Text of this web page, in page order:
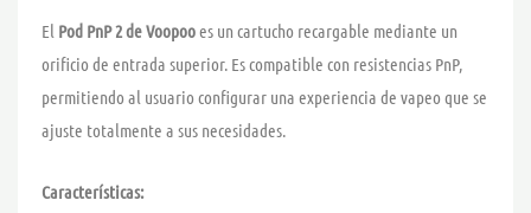
El Pod PnP 2 de Voopooes un cartucho recargable mediante un
orificio de entrada superior. Es compatible con resistencias PnP,
permitiendo al usuario configurar una experiencia de vapeo que se
ajuste totalmente a sus necesidades.
Características: